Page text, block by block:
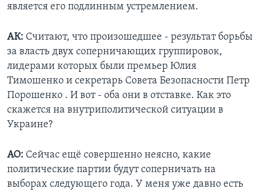
является его подлинным устремлением.
АК: Считают, что произошедшее - результат борьбы
за власть двух соперничающих группировок,
лидерами которых были премьер Юлия
Тимошенко и секретарь Совета Безопасности Петр
Порошенко . И вот - оба они в отставке. Как это
скажется на внутриполитической ситуации в
Украине?
АО: Сейчас ещё совершенно неясно, какие
политические партии будут соперничать на
выборах следующего года. У меня уже давно есть